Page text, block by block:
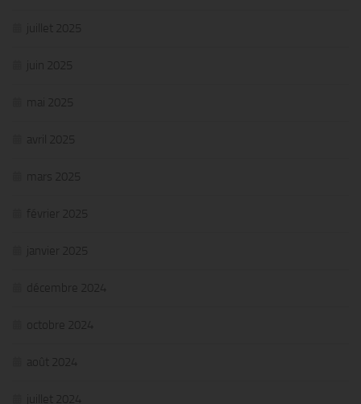
juillet 2025
juin 2025
mai 2025
avril 2025
mars 2025
février 2025
janvier 2025
décembre 2024
octobre 2024
août 2024
juillet 2024